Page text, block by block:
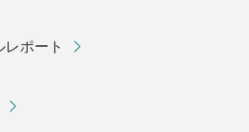
ポート